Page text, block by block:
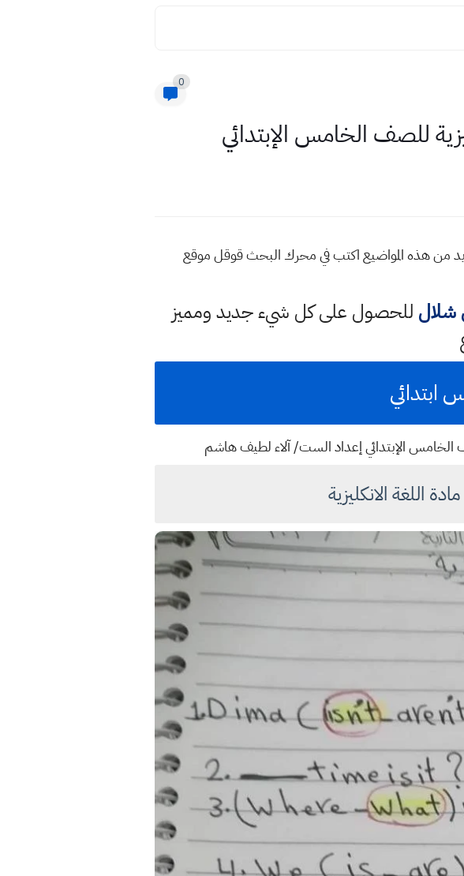
0
للصف الخامس الإبتدائي
من هذه المواضيع اكتب في محرك البحث قوقل موقع
شلال للحصول على كل شيء جديد ومميز
الخامس الإبتدائي إعداد الست/ آلاء لطيف هاشم
اللغة الانكليزية